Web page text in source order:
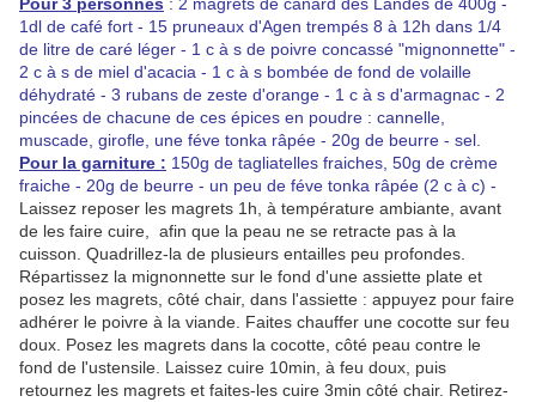
1dl de café fort - 15 pruneaux d'Agen trempés 8 à 12h dans 1/4
de litre de caré léger - 1 c à s de poivre concassé "mignonnette" -
2 c à s de miel d'acacia - 1 c à s bombée de fond de volaille
déhydraté - 3 rubans de zeste d'orange - 1 c à s d'armagnac - 2
pincées de chacune de ces épices en poudre : cannelle,
muscade, girofle, une féve tonka râpée - 20g de beurre - sel.
Pour la garniture : 150g de tagliatelles fraiches, 50g de crème
fraiche - 20g de beurre - un peu de féve tonka râpée (2 c à c) -
Laissez reposer les magrets 1h, à température ambiante, avant
de les faire cuire, afin que la peau ne se retracte pas à la
cuisson. Quadrillez-la de plusieurs entailles peu profondes.
Répartissez la mignonnette sur le fond d'une assiette plate et
posez les magrets, côté chair, dans l'assiette : appuyez pour faire
adhérer le poivre à la viande. Faites chauffer une cocotte sur feu
doux. Posez les magrets dans la cocotte, côté peau contre le
fond de l'ustensile. Laissez cuire 10min, à feu doux, puis
retournez les magrets et faites-les cuire 3min côté chair. Retirez-